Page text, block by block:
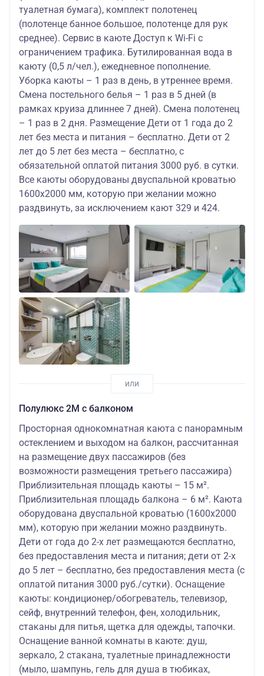
туалетная бумага), комплект полотенец
(полотенце банное большое, полотенце для рук
среднее). Сервис в каюте Доступ к Wi-Fi с
ограничением трафика. Бутилированная вода в
каюту (0,5 л/чел.), ежедневное пополнение.
Уборка каюты – 1 раз в день, в утреннее время.
Смена постельного белья – 1 раз в 5 дней (в
рамках круиза длиннее 7 дней). Смена полотенец
– 1 раз в 2 дня. Размещение Дети от 1 года до 2
лет без места и питания – бесплатно. Дети от 2
лет до 5 лет без места – бесплатно, с
обязательной оплатой питания 3000 руб. в сутки.
Все каюты оборудованы двуспальной кроватью
1600х2000 мм, которую при желании можно
раздвинуть, за исключением кают 329 и 424.
Полулюкс 2М с балконом
Просторная однокомнатная каюта с панорамным
остеклением и выходом на балкон, рассчитанная
на размещение двух пассажиров (без
возможности размещения третьего пассажира)
Приблизительная площадь каюты – 15 м².
Приблизительная площадь балкона – 6 м². Каюта
оборудована двуспальной кроватью (1600х2000
мм), которую при желании можно раздвинуть.
Дети от года до 2-х лет размещаются бесплатно,
без предоставления места и питания; дети от 2-х
до 5 лет – бесплатно, без предоставления места (с
оплатой питания 3000 руб./сутки). Оснащение
каюты: кондиционер/обогреватель, телевизор,
сейф, внутренний телефон, фен, холодильник,
стаканы для питья, щетка для одежды, тапочки.
Оснащение ванной комнаты в каюте: душ,
зеркало, 2 стакана, туалетные принадлежности
(мыло, шампунь, гель для душа в тюбиках,